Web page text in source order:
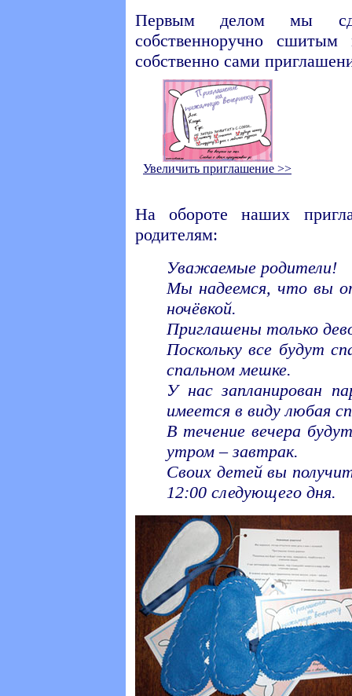
Первым делом мы
собственноручно
собственно сами
Увеличить приглашение >>
На обороте наших
родителям:
Уважаемые родители!
Мы надеемся, что вы
ночёвкой.
Приглашены только
Поскольку все будут
спальном мешке.
У нас запланирован
имеется в виду любая
В течение вечера
утром – завтрак.
Своих детей вы
12:00 следующего дня.